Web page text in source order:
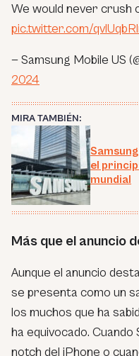
We would never crush
pic.twitter.com/
— Samsung Mobile US
2024
MIRA TAMBIÉN:
el
mundial
Más que el anuncio
Aunque el anuncio
se presenta como un
los muchos que ha
ha equivocado. Cuando
notch del iPhone o